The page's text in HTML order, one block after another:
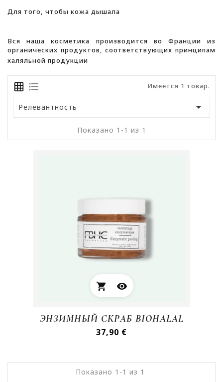
Для того, чтобы кожа дышала
Вся наша косметика производится во Франции из
органических продуктов, соответствующих принципам
халяльной продукции
Имеется 1 товар.
Релевантность 
Показано 1-1 из 1
shopping_cart visibility
ЭНЗИМНЫЙ СКРАБ BIOHALAL
37,90 €
Показано 1-1 из 1